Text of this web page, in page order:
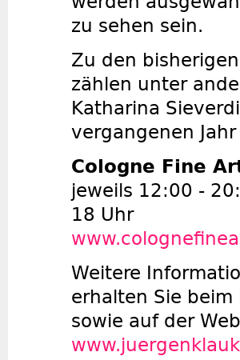
zu sehen sein.
Zu den
zählen unter
Katharina
vergangenen Jahr
Cologne Fine
jeweils 12:00 -
18 Uhr
Weitere
erhalten Sie beim
sowie auf der